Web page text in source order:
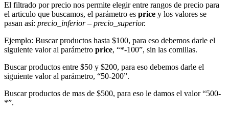
El filtrado por precio nos permite elegir entre rangos de precio para
el articulo que buscamos, el parámetro es price y los valores se
pasan así: precio_inferior – precio_superior.
Ejemplo: Buscar productos hasta $100, para eso debemos darle el
siguiente valor al parámetro price, “*-100”, sin las comillas.
Buscar productos entre $50 y $200, para eso debemos darle el
siguiente valor al parámetro, “50-200”.
Buscar productos de mas de $500, para eso le damos el valor “500-
*”.